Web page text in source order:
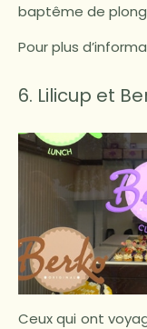
baptême de
Pour plus
6. Lilicup et
Ceux qui ont